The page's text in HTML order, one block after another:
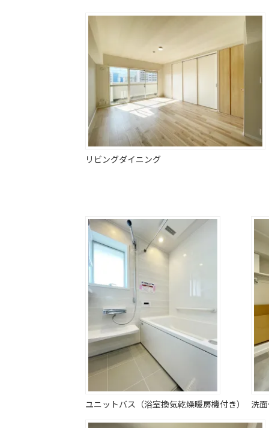
リビングダイニング
ユニットバス（浴室換気乾燥暖房機付き） 洗